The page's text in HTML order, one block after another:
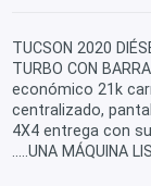
TUCSON 2020
TURBO CON
económico 21k
centralizado,
4X4 entrega con
…..UNA MÁQUINA